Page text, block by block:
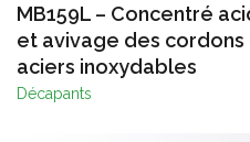
MB159L – Concentré
et avivage des
aciers inoxydables
Décapants